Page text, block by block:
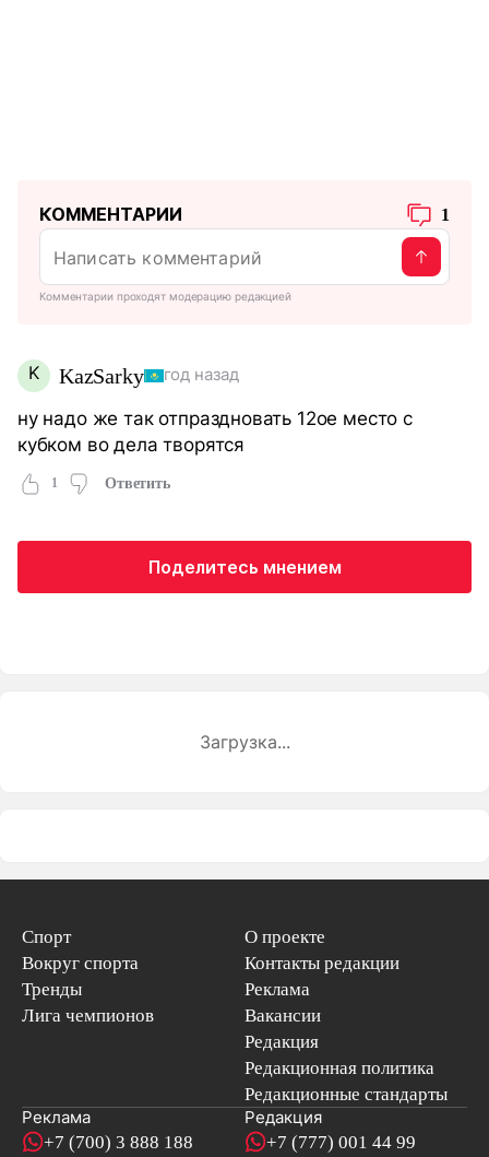
КОММЕНТАРИИ 1
Комментарии проходят модерацию редакцией
K KazSarky год назад
ну надо же так отпраздновать 12ое место с
кубком во дела творятся
1 Ответить
Поделитесь мнением
Загрузка...
Спорт
Вокруг спорта
Тренды
Лига чемпионов
О проекте
Контакты редакции
Реклама
Вакансии
Редакция
Редакционная политика
Редакционные стандарты
Реклама
+7 (700) 3 888 188
Редакция
+7 (777) 001 44 99